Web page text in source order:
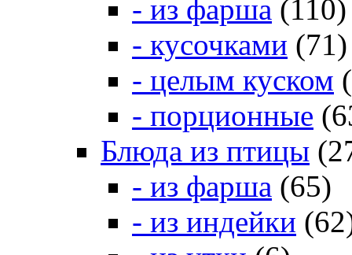
- из фарша (110)
- кусочками (71)
- целым куском
- порционные
Блюда из птицы
- из фарша (65)
- из индейки